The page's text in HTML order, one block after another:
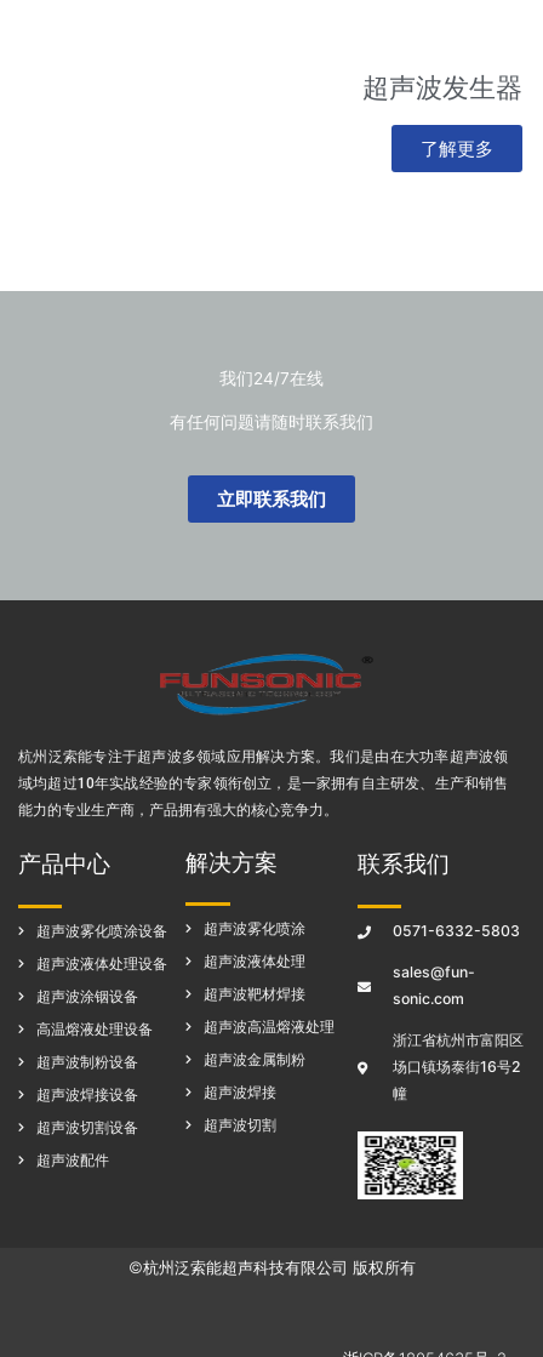
超声波发生器
了解更多
我们24/7在线
有任何问题请随时联系我们
立即联系我们
杭州泛索能专注于超声波多领域应用解决方案 。我们是由在大功率超声波领
域均超过10年实战经验的专家领衔创立，是一家拥有自主研发、生产和销售
能力的专业生产商，产品拥有强大的核心竞争力。
产品中心
超声波雾化喷涂设备
超声波液体处理设备
超声波涂铟设备
高温熔液处理设备
超声波制粉设备
超声波焊接设备
超声波切割设备
超声波配件
解决方案
超声波雾化喷涂
超声波液体处理
超声波靶材焊接
超声波高温熔液处理
超声波金属制粉
超声波焊接
超声波切割
联系我们
0571-6332-5803
sales@fun-
sonic.com
浙江省杭州市富阳区
场口镇场泰街16号2
幢
©杭州泛索能超声科技有限公司 版权所有